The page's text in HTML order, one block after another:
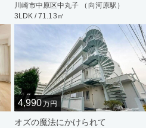
川崎市中原区中丸子 （向河原駅）
3LDK / 71.13㎡
4,990万円
オズの魔法にかけられて